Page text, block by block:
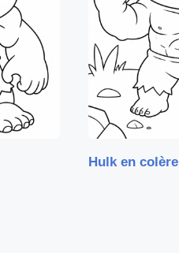
Hulk en colère